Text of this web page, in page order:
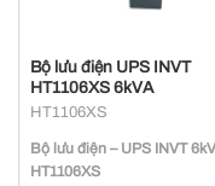
Bộ lưu điện UPS INVT
HT1106XS 6kVA
HT1106XS
Bộ lưu điện – UPS INVT
HT1106XS